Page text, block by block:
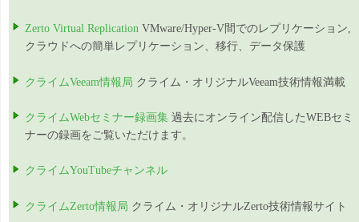
Zerto Virtual Replication VMware/Hyper-V間でのレプリケーション,
クラウドへの簡単レプリケーション、移行、データ保護
クライムVeeam情報局 クライム・オリジナルVeeam技術情報満載
クライムWebセミナー録画集 過去にオンライン配信したWEBセミ
ナーの録画をご覧いただけます。
クライムYouTubeチャンネル
クライムZerto情報局 クライム・オリジナルZerto技術情報サイト